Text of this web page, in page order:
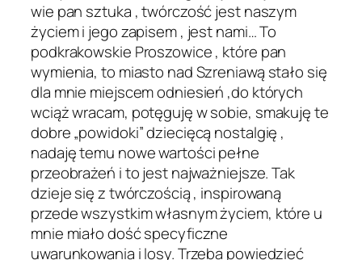
wie pan sztuka , twórczość jest naszym
życiem i jego zapisem , jest nami… To
podkrakowskie Proszowice , które pan
wymienia, to miasto nad Szreniawą stało się
dla mnie miejscem odniesień ,do których
wciąż wracam, potęguję w sobie, smakuję te
dobre „powidoki” dziecięcą nostalgię ,
nadaję temu nowe wartości pełne
przeobrażeń i to jest najważniejsze. Tak
dzieje się z twórczością , inspirowaną
przede wszystkim własnym życiem, które u
mnie miało dość specyficzne
uwarunkowania i losy. Trzeba powiedzieć